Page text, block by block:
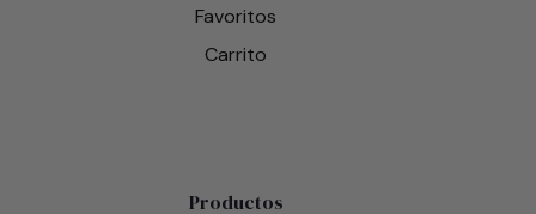
Favoritos
Carrito
Productos